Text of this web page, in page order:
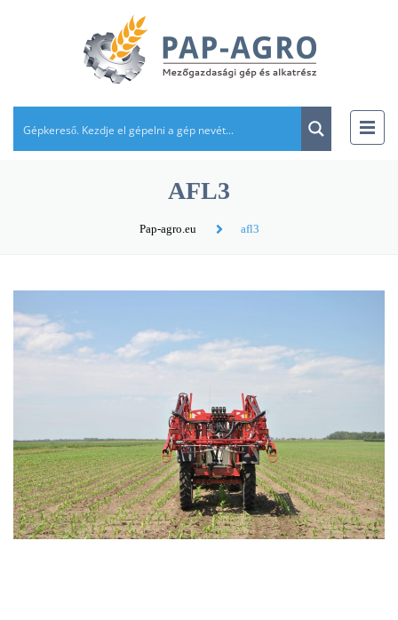
AFL3
Pap-agro.eu afl3